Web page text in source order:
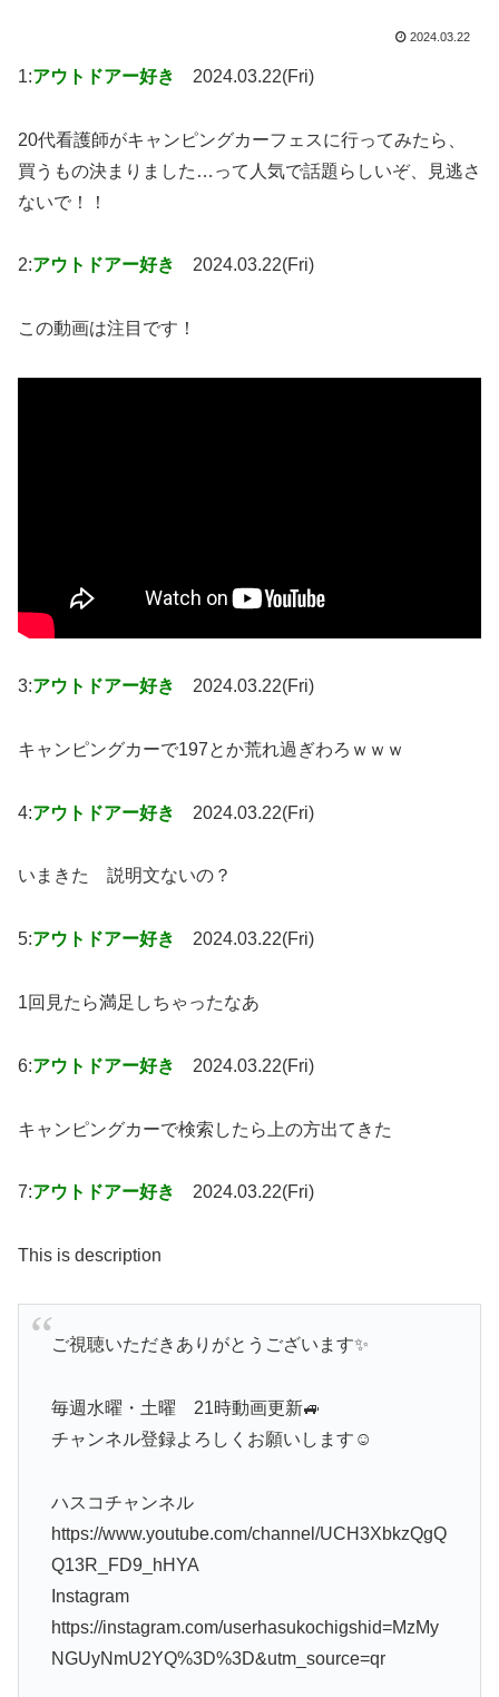
2024.03.22
1:アウトドアー好き 2024.03.22(Fri)
20代看護師がキャンピングカーフェスに行ってみたら、
買うもの決まりました…って人気で話題らしいぞ、見逃さ
ないで！！
2:アウトドアー好き 2024.03.22(Fri)
この動画は注目です！
3:アウトドアー好き 2024.03.22(Fri)
キャンピングカーで197とか荒れ過ぎわろｗｗｗ
4:アウトドアー好き 2024.03.22(Fri)
いまきた 説明文ないの？
5:アウトドアー好き 2024.03.22(Fri)
1回見たら満足しちゃったなあ
6:アウトドアー好き 2024.03.22(Fri)
キャンピングカーで検索したら上の方出てきた
7:アウトドアー好き 2024.03.22(Fri)
This is description
ご視聴いただきありがとうございます✨
毎週水曜・土曜 21時動画更新🚙
チャンネル登録よろしくお願いします☺︎
ハスコチャンネル
https://www.youtube.com/channel/UCH3XbkzQgQ
Q13R_FD9_hHYA
Instagram
https://instagram.com/userhasukochigshid=MzMy
NGUyNmU2YQ%3D%3D&utm_source=qr